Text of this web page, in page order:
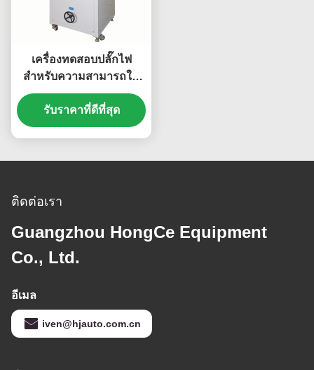
เครื่องทดสอบปลั๊กไฟ
สำหรับความสามารถใน
การผลิตและทำลาย 30A
300V และอุปกรณ์ทดสอบ
โหลดการทำงานปกติ
รับราคาที่ดีที่สุด
ติดต่อเรา
Guangzhou HongCe Equipment
Co., Ltd.
อีเมล
iven@hjauto.com.cn